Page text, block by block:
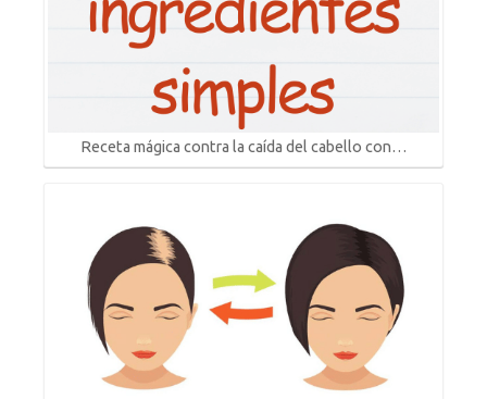
Receta mágica contra la caída del cabello con…